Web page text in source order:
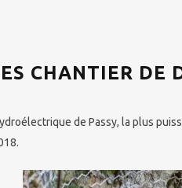
CHANTIER DE
de Passy, la plus